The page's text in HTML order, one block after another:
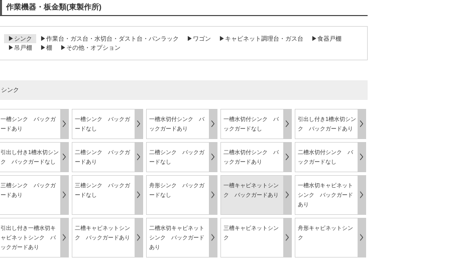
作業機器・板金類(東製作所)
▶シンク ▶作業台・ガス台・水切台・ダスト台・パンラック ▶ワゴン ▶キャビネット調理台・ガス台
▶食器戸棚
▶吊戸棚
▶棚 ▶その他・オプション
シンク
一槽シンク バックガ
ードあり
一槽シンク バックガ
ードなし
一槽水切付シンク バ
ックガードあり
一槽水切付シンク バ
ックガードなし
引出し付き1槽水切シン
ク バックガードあり
引出し付き1槽水切シン
ク バックガードなし
二槽シンク バックガ
ードあり
二槽シンク バックガ
ードなし
二槽水切付シンク バ
ックガードあり
二槽水切付シンク バ
ックガードなし
三槽シンク バックガ
ードあり
三槽シンク バックガ
ードなし
舟形シンク バックガ
ードなし
一槽キャビネットシン
ク バックガードあり
一槽水切キャビネット
シンク バックガード
あり
引出し付き一槽水切キ
ャビネットシンク バ
ックガードあり
二槽キャビネットシン
ク バックガードあり
二槽水切キャビネット
シンク バックガード
あり
三槽キャビネットシン
ク
舟形キャビネットシン
ク